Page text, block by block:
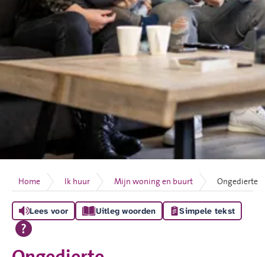
Home Ik huur Mijn woning en buurt Ongedierte
Lees voor Uitleg woorden Simpele tekst